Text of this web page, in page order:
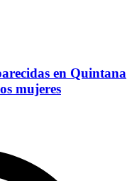
en Quintana
mujeres